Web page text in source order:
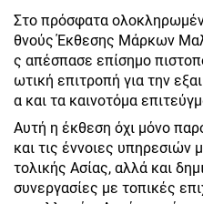
Στο πρόσφατα
θνούς Έκθεσης Μάρκων
ς απέσπασε επίσημο
ωτική επιτροπή για την
α και τα καινοτόμα
Αυτή η έκθεση όχι μόνο
και τις έννοιες υπηρεσιών
τολικής Ασίας, αλλά και
συνεργασίες με τοπικές